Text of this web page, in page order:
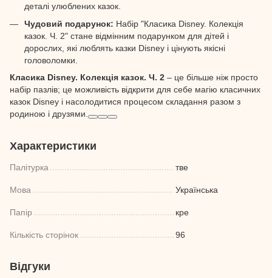
деталі улюблених казок.
Чудовий подарунок: Набір "Класика Disney. Колекція
казок. Ч. 2" стане відмінним подарунком для дітей і
дорослих, які люблять казки Disney і цінують якісні
головоломки.
Класика Disney. Колекція казок. Ч. 2 – це більше ніж просто
набір пазлів; це можливість відкрити для себе магію класичних
казок Disney і насолодитися процесом складання разом з
родиною і друзями.
Характеристики
Палітурка тве
Мова Українська
Папір кре
Кількість сторінок 96
Відгуки